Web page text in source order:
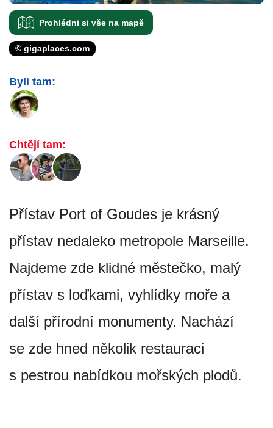
Prohlédni si vše na mapě
© gigaplaces.com
Byli tam:
Chtějí tam:
Přístav Port of Goudes je krásný
přístav nedaleko metropole Marseille.
Najdeme zde klidné městečko, malý
přístav s loďkami, vyhlídky moře a
další přírodní monumenty. Nachází
se zde hned několik restauraci
s pestrou nabídkou mořských plodů.